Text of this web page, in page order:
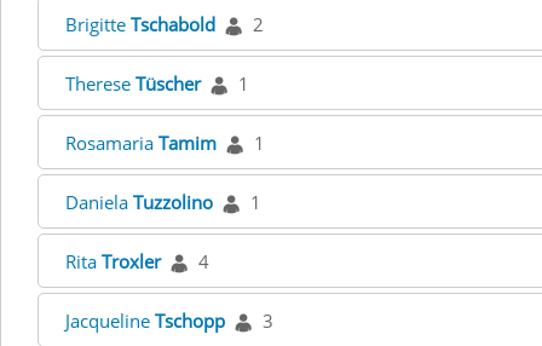
Brigitte Tschabold 2
Therese Tüscher 1
Rosamaria Tamim 1
Daniela Tuzzolino 1
Rita Troxler 4
Jacqueline Tschopp 3